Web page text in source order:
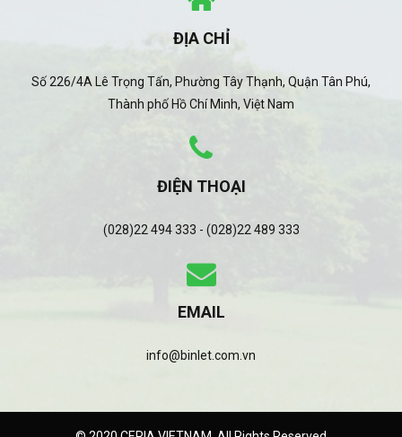
ĐỊA CHỈ
Số 226/4A Lê Trọng Tấn, Phường Tây Thạnh, Quận Tân Phú,
Thành phố Hồ Chí Minh, Việt Nam
ĐIỆN THOẠI
(028)22 494 333 - (028)22 489 333
EMAIL
info@binlet.com.vn